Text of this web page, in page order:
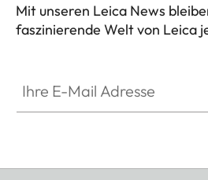
Mit unseren Leica News
faszinierende Welt von Leica